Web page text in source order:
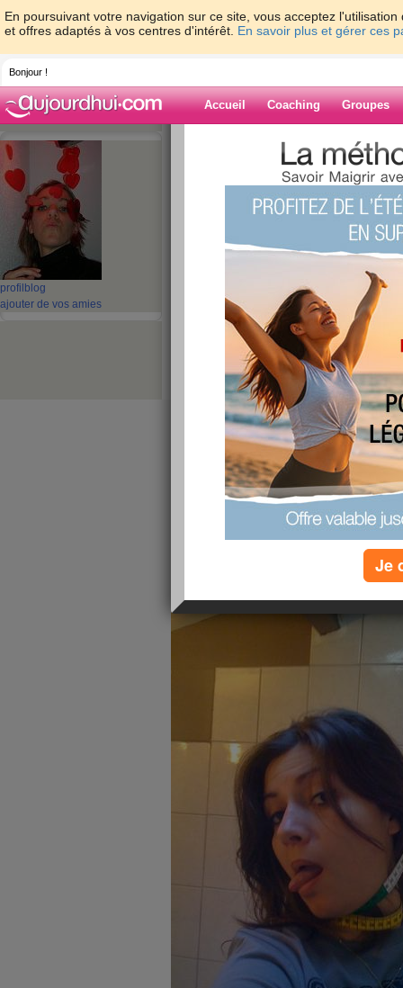
En poursuivant votre navigation sur ce site, vous acceptez
et offres adaptés à vos centres d'intérêt. En savoir plus et gérer ces
Bonjour !
Accueil Coaching Groupes
profil blog
ajouter de vos amies
>
Blog de cilie
21 - 30 31 - 40 41 - 50 51 -
‹ Préc. 1 2 3 4 5
Mercredi : jour
photo !!
publié le 19/11/2008 à 16:32
Et voici le résultat du dernier concours photo
Mon mètre dans tous ses états !!
Un grand bravo pour les photos
gribJe